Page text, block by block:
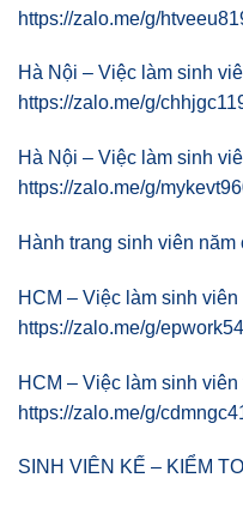
https://zalo.me/g/
Hà Nội – Việc làm sinh
https://zalo.me/g/
Hà Nội – Việc làm sinh
https://zalo.me/g/
Hành trang sinh viên
HCM – Việc làm sinh
https://zalo.me/g/
HCM – Việc làm sinh
https://zalo.me/g/
SINH VIÊN KẾ – KIỂM